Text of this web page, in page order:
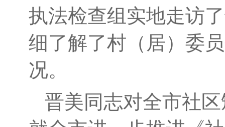
执法检查组 实地走访
细了解了村 （居） 委
况。
晋美同志对全市社